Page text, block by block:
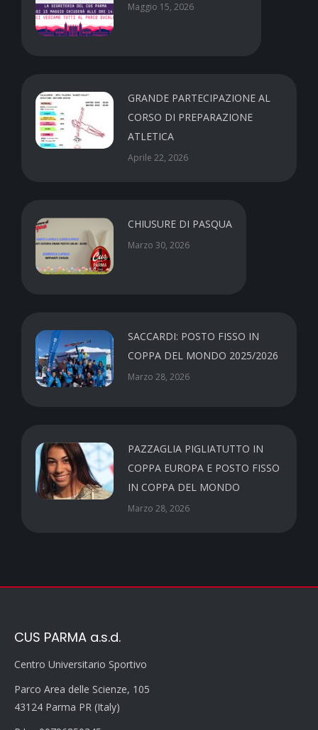
Maggio 15, 2026
GRANDE PARTECIPAZIONE AL
CORSO DI PREPARAZIONE
ATLETICA
Aprile 22, 2026
CHIUSURE DI PASQUA
Marzo 30, 2026
SACCARDI: POSTO FISSO IN
COPPA DEL MONDO 2025/2026
Marzo 28, 2026
PAZZAGLIA PIGLIATUTTO IN
COPPA EUROPA E POSTO FISSO
IN COPPA DEL MONDO
Marzo 28, 2026
CUS PARMA a.s.d.
Centro Universitario Sportivo
Parco Area delle Scienze, 105
43124 Parma PR (Italy)